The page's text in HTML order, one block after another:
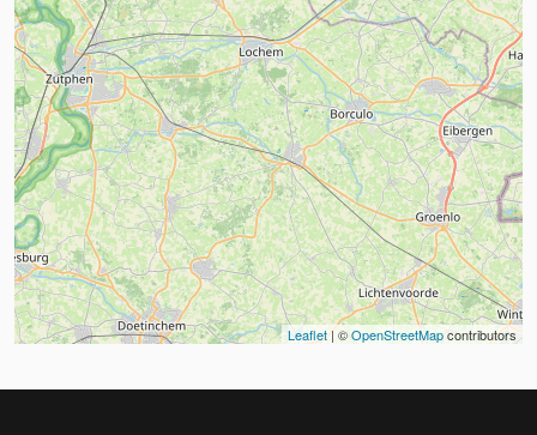
Leaflet| ©OpenStreetMapcontributors